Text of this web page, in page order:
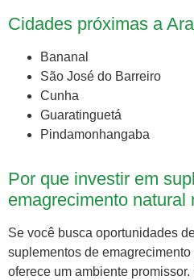
Cidades próximas a
Bananal
São José do Barreiro
Cunha
Guaratinguetá
Pindamonhangaba
Por que investir em
emagrecimento natural
Se você busca oportunidades
suplementos de
oferece um ambiente